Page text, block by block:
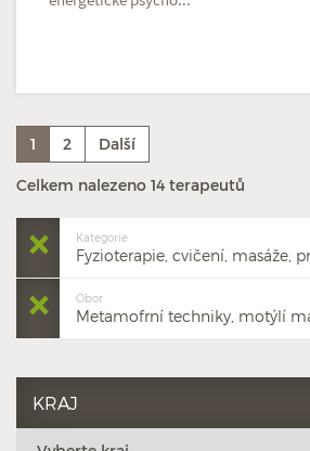
1 2 Další
Celkem nalezeno 14 terapeutů
Kategorie
Fyzioterapie, cvičení, masáže,
Obor
Metamofrní techniky, motýlí
KRAJ